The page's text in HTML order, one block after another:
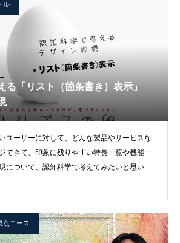
ル
る「リスト（箇条書き）表示」
ユーザーに対して、どんな製品やサービスな
できて、印象に残りやすい特長一覧や機能一
について、認知科学で考えてみたいと思いま
点コース